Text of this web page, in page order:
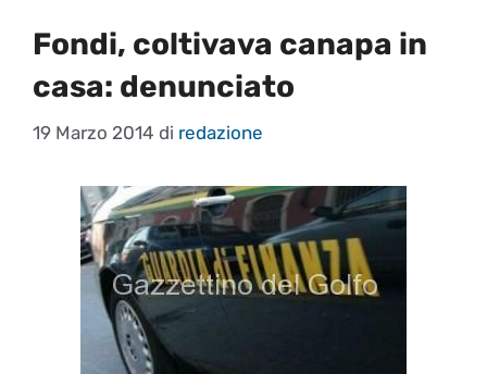
Fondi, coltivava canapa in
casa: denunciato
19 Marzo 2014 di redazione